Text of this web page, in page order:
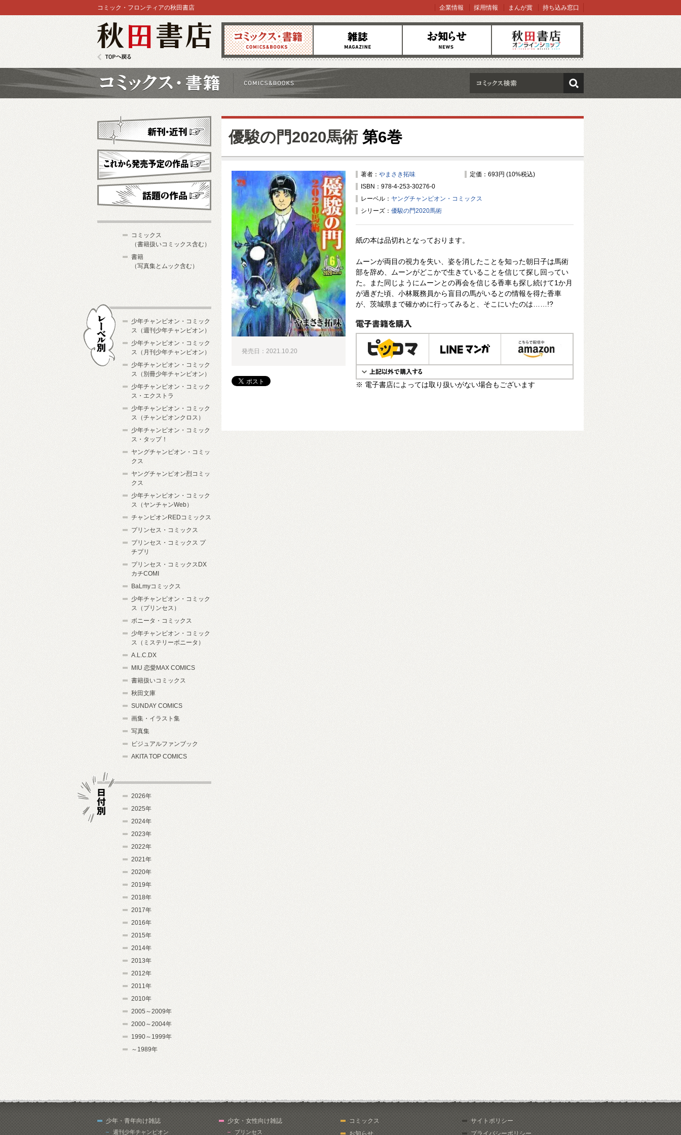
コミックス 雑誌 お知らせ オンラインショップ
コミック・フロンティアの秋田書店 企業情報 採用情報 まんが賞 持ち込み窓口
検索
優駿の門2020馬術第6巻
著者： やまさき拓味
定価：693円 (10%税込)
ISBN：978-4-253-30276-0
レーベル： ヤングチャンピオン・コミックス
シリーズ： 優駿の門2020馬術
紙の本は品切れとなっております。
ムーンが両目の視力を失い、姿を消したことを知った朝日子は馬術
部を辞め、ムーンがどこかで生きていることを信じて探し回ってい
た。また同じようにムーンとの再会を信じる香車も探し続けて1か月
が過ぎた頃、小林厩務員から盲目の馬がいるとの情報を得た香車
が、茨城県まで確かめに行ってみると、そこにいたのは……!?
電子書籍で購入
※ 電子書店によっては取り扱いがない場合もございます
発売日：2021.10.20
新刊・近刊
これから発売予定
コミックス
（書籍扱いコミックス含む）
書籍
（写真集とムック含む）
少年チャンピオン・コミック
ス（週刊少年チャンピオン）
少年チャンピオン・コミック
ス（月刊少年チャンピオン）
少年チャンピオン・コミック
ス（別冊少年チャンピオン）
少年チャンピオン・コミック
ス・エクストラ
少年チャンピオン・コミック
ス（チャンピオンクロス）
少年チャンピオン・コミック
ス・タップ！
ヤングチャンピオン・コミッ
クス
ヤングチャンピオン烈コミッ
クス
少年チャンピオン・コミック
ス（ヤンチャンWeb）
チャンピオンREDコミックス
プリンセス・コミックス
プリンセス・コミックス プ
チプリ
プリンセス・コミックスDX
カチCOMI
BaLmyコミックス
少年チャンピオン・コミック
ス（プリンセス）
ボニータ・コミックス
少年チャンピオン・コミック
ス（ミステリーボニータ）
A.L.C.DX
MIU 恋愛MAX COMICS
書籍扱いコミックス
秋田文庫
SUNDAY COMICS
画集・イラスト集
写真集
ビジュアルファンブック
AKITA TOP COMICS
2026年
2025年
2024年
2023年
2022年
2021年
2020年
2019年
2018年
2017年
2016年
2015年
2014年
2013年
2012年
2011年
2010年
2005～2009年
2000～2004年
1990～1999年
～1989年
少年・青年向け雑誌
週刊少年チャンピオン
少女・女性向け雑誌
プリンセス
コミックス
お知らせ
サイトポリシー
プライバシーポリシー